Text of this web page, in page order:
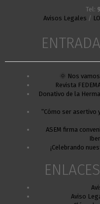
Tel:
Avisos Legales /
🌞 Nos
Revista
Donativo de la
“Cómo ser asertivo
ASEM firma
¡Celebrando
Aviso